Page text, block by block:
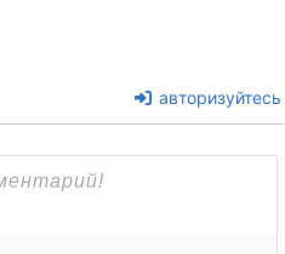
авторизуйтесь